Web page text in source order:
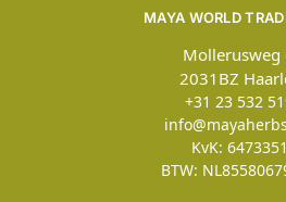
MAYA WORLD
Mollerusweg
2031BZ
+31 23 532
KvK:
BTW: